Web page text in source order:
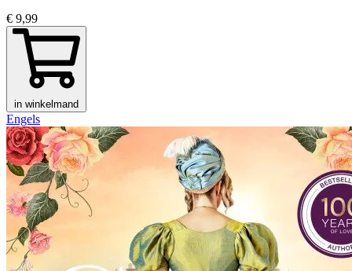
€ 9,99
in winkelmand
Engels